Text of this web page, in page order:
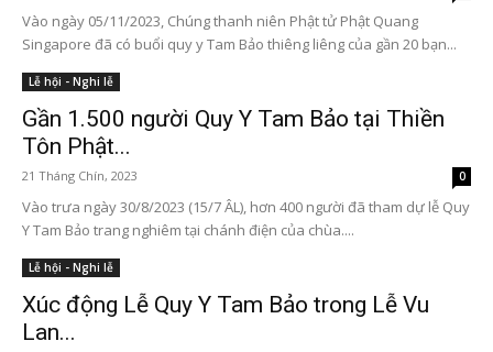
Vào ngày 05/11/2023, Chúng thanh niên Phật tử Phật Quang
Singapore đã có buổi quy y Tam Bảo thiêng liêng của gần 20 bạn...
Lễ hội - Nghi lễ
Gần 1.500 người Quy Y Tam Bảo tại Thiền
Tôn Phật...
21 Tháng Chín, 2023 0
Vào trưa ngày 30/8/2023 (15/7 ÂL), hơn 400 người đã tham dự lễ Quy
Y Tam Bảo trang nghiêm tại chánh điện của chùa....
Lễ hội - Nghi lễ
Xúc động Lễ Quy Y Tam Bảo trong Lễ Vu
Lan...